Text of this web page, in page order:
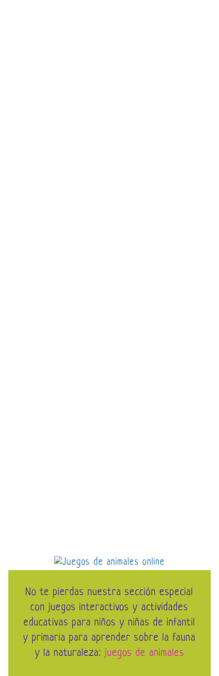
No te pierdas nuestra sección especial
con juegos interactivos y actividades
educativas para niños y niñas de infantil
y primaria para aprender sobre la fauna
y la naturaleza: juegos de animales